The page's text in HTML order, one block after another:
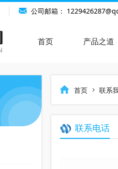
公司邮箱：
首页 产品之道
首页 联系
联系电话